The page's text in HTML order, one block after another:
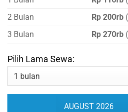
2 Bulan
Rp 200rb
3 Bulan
Rp 270rb
Pilih Lama Sewa: